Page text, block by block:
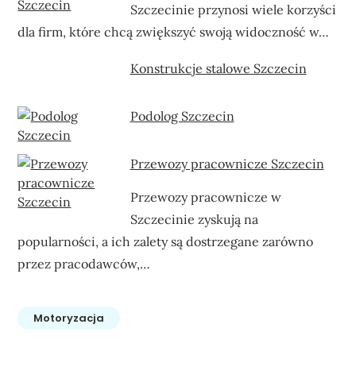
Szczecinie przynosi wiele korzyści
dla firm, które chcą zwiększyć swoją widoczność w…
Konstrukcje stalowe Szczecin
Podolog Szczecin
Przewozy pracownicze Szczecin
Przewozy pracownicze w
Szczecinie zyskują na
popularności, a ich zalety są dostrzegane zarówno
przez pracodawców,…
Motoryzacja